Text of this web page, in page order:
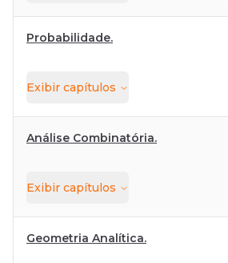
Probabilidade.
Exibir capítulos
Análise Combinatória.
Exibir capítulos
Geometria Analítica.